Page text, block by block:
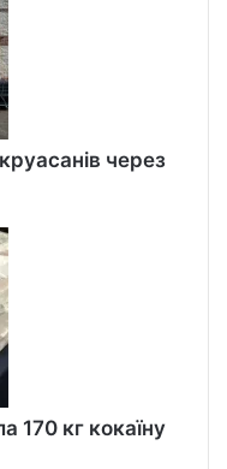
через
170 кг кокаїну